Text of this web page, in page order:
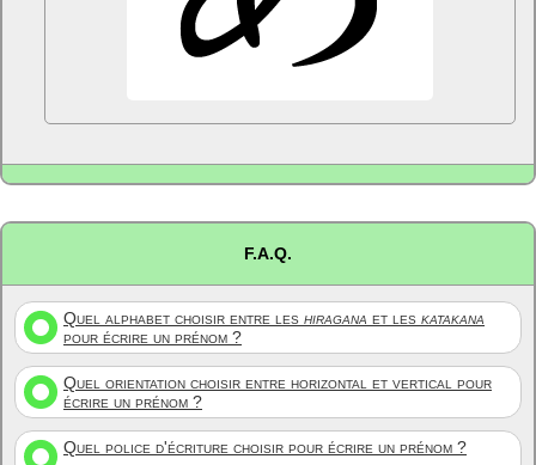
F.A.Q.
Quel alphabet choisir entre les hiragana et les katakana
pour écrire un prénom ?
Quel orientation choisir entre horizontal et vertical pour
écrire un prénom ?
Quel police d'écriture choisir pour écrire un prénom ?